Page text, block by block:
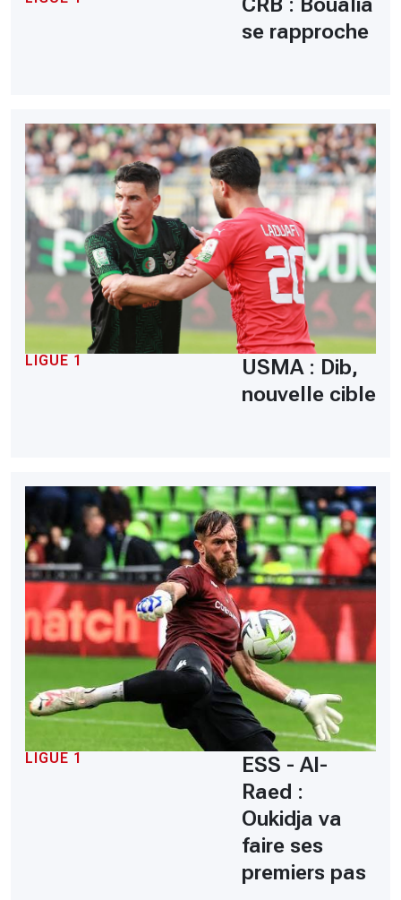
se rapproche
LIGUE 1
USMA : Dib,
nouvelle cible
LIGUE 1
ESS - Al-
Raed :
Oukidja va
faire ses
premiers pas